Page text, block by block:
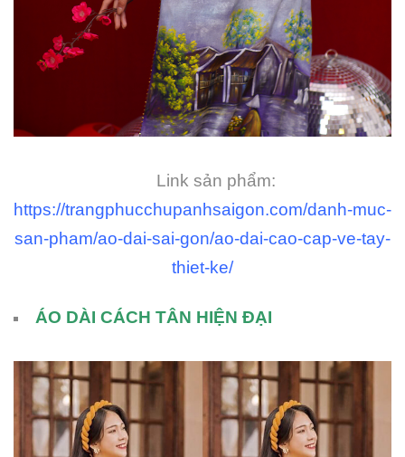
Link sản phẩm:
https://trangphucchupanhsaigon.com/danh-muc-
san-pham/ao-dai-sai-gon/ao-dai-cao-cap-ve-tay-
thiet-ke/
ÁO DÀI CÁCH TÂN HIỆN ĐẠI